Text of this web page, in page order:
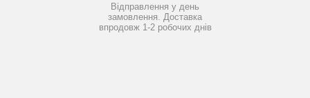
Відправлення у день
замовлення. Доставка
впродовж 1-2 робочих днів